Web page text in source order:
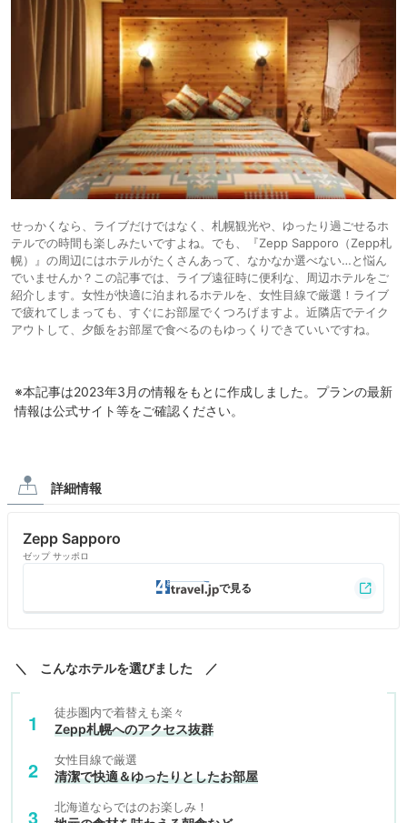
せっかくなら、ライブだけではなく、札幌観光や、ゆったり過ごせるホ
テルでの時間も楽しみたいですよね。でも、『Zepp Sapporo（Zepp札
幌）』の周辺にはホテルがたくさんあって、なかなか選べない…と悩ん
でいませんか？この記事では、ライブ遠征時に便利な、周辺ホテルをご
紹介します。女性が快適に泊まれるホテルを、女性目線で厳選！ライブ
で疲れてしまっても、すぐにお部屋でくつろげますよ。近隣店でテイク
アウトして、夕飯をお部屋で食べるのもゆっくりできていいですね。
※本記事は2023年3月の情報をもとに作成しました。プランの最新
情報は公式サイト等をご確認ください。
詳細情報
Zepp Sapporo
ゼップ サッポロ
＼ こんなホテルを選びました ／
徒歩圏内で着替えも楽々
Zepp札幌へのアクセス抜群
女性目線で厳選
清潔で快適＆ゆったりとしたお部屋
北海道ならではのお楽しみ！